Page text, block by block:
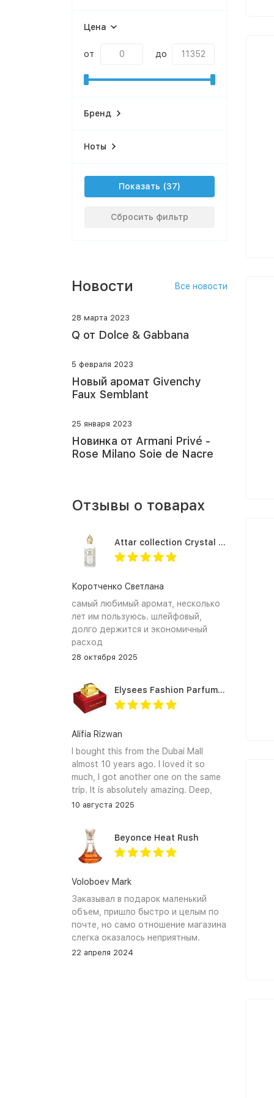
Цена
от до
Бренд
Ноты
Показать
Сбросить фильтр
Новости Все новости
28 марта 2023
Q от Dolce & Gabbana
5 февраля 2023
Новый аромат Givenchy
Faux Semblant
25 января 2023
Новинка от Armani Privé -
Rose Milano Soie de Nacre
Отзывы о товарах
Attar collection Crystal love for her
Коротченко Светлана
самый любимый аромат, несколько
лет им пользуюсь. шлейфовый,
долго держится и экономичный
расход
28 октября 2025
Elysees Fashion Parfums Purity Vanilla
Alifia Rizwan
I bought this from the Dubai Mall
almost 10 years ago. I loved it so
much, I got another one on the same
trip. It is absolutely amazing. Deep,
enchanting notes that linger on the
find it again.
10 августа 2025
Beyonce Heat Rush
Voloboev Mark
Заказывал в подарок маленький
объем, пришло быстро и целым по
почте, но само отношение магазина
слегка оказалось неприятным.
Сначала обещали связться, но
22 апреля 2024